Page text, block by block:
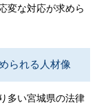
変な対応が求めら
られる人材像
多い宮城県の法律